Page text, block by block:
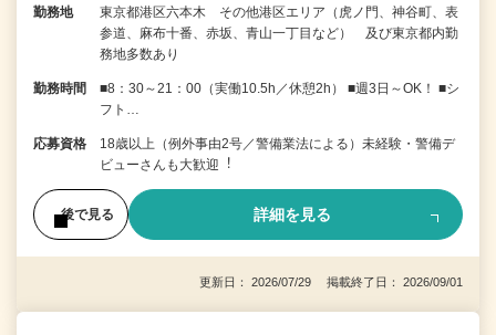
勤務地
東京都港区六本木 その他港区エリア（虎ノ門、神谷町、表
参道、麻布十番、赤坂、青山一丁目など） 及び東京都内勤
務地多数あり
勤務時間
■8：30～21：00（実働10.5h／休憩2h） ■週3日～OK！ ■シ
フト…
応募資格
18歳以上（例外事由2号／警備業法による）未経験・警備デ
ビューさんも⼤歓迎︕
後で見る 詳細を見る
更新日： 2026/07/29 掲載終了日： 2026/09/01